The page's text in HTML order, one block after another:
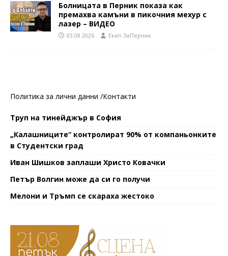
Болницата в Перник показа как
премахва камъни в пикочния мехур с
лазер – ВИДЕО
03.08.2026 Eкип ЗаПерник
Политика за лични данни /Контакти
Труп на тинейджър в София
„Калашниците“ контролират 90% от компаньонките
в Студентски град
Иван Шишков заплаши Христо Ковачки
Петър Волгин може да си го получи
Мелони и Тръмп се скараха жестоко